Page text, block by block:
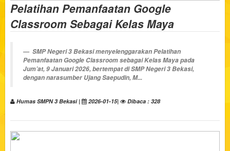
Pelatihan Pemanfaatan Google
Classroom Sebagai Kelas Maya
SMP Negeri 3 Bekasi menyelenggarakanPelatihan
Pemanfaatan Google Classroom sebagai Kelas Mayapada
Jum’at, 9 Januari 2026, bertempat diSMP Negeri 3 Bekasi,
dengannarasumber Ujang Saepudin, M...
Humas SMPN 3 Bekasi | 2026-01-15| Dibaca : 328